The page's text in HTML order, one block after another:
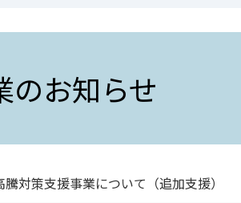
のお知らせ
対策支援事業について（追加支援）